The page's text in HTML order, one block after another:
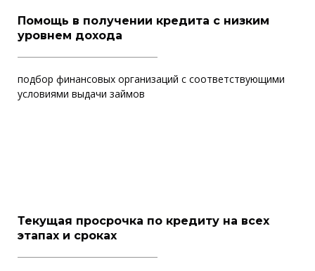
Помощь в получении кредита с низким
уровнем дохода
подбор финансовых организаций с соответствующими
условиями выдачи займов
Текущая просрочка по кредиту на всех
этапах и сроках